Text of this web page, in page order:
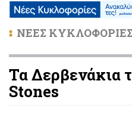
ΝΕΕΣ ΚΥΚΛΟΦΟΡΙΕΣ
Τα Δερβενάκια
Stones